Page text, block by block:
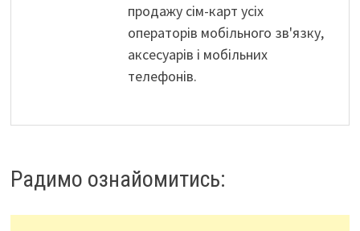
продажу сім-карт усіх
операторів мобільного зв'язку,
аксесуарів і мобільних
телефонів.
Радимо ознайомитись: